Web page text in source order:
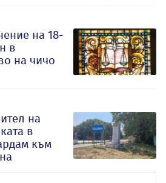
на 18-
в
на чичо
на
в
към